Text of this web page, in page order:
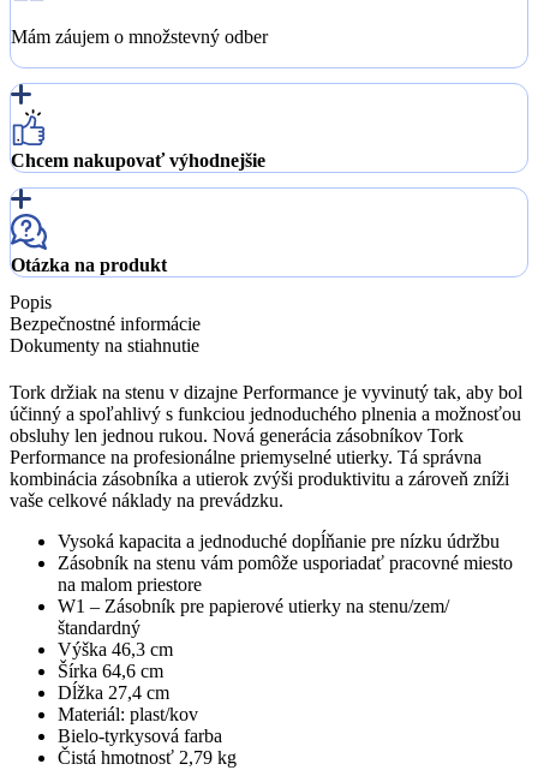
Mám záujem o množstevný odber
Chcem nakupovať výhodnejšie
Otázka na produkt
Popis
Bezpečnostné informácie
Dokumenty na stiahnutie
Tork držiak na stenu v dizajne Performance je vyvinutý tak, aby bol
účinný a spoľahlivý s funkciou jednoduchého plnenia a možnosťou
obsluhy len jednou rukou. Nová generácia zásobníkov Tork
Performance na profesionálne priemyselné utierky. Tá správna
kombinácia zásobníka a utierok zvýši produktivitu a zároveň zníži
vaše celkové náklady na prevádzku.
Vysoká kapacita a jednoduché dopĺňanie pre nízku údržbu
Zásobník na stenu vám pomôže usporiadať pracovné miesto
na malom priestore
W1 – Zásobník pre papierové utierky na stenu/zem/
štandardný
Výška 46,3 cm
Šírka 64,6 cm
Dĺžka 27,4 cm
Materiál: plast/kov
Bielo-tyrkysová farba
Čistá hmotnosť 2,79 kg